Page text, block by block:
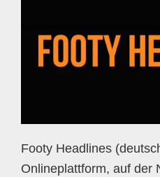
Footy Headlines
Onlineplattform, auf der